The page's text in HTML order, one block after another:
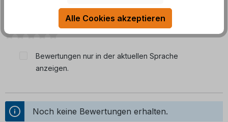
0 von 0 Bewertungen
Bewertungen nur in der aktuellen Sprache
anzeigen.
Noch keine Bewertungen erhalten.
Alle Cookies akzeptieren